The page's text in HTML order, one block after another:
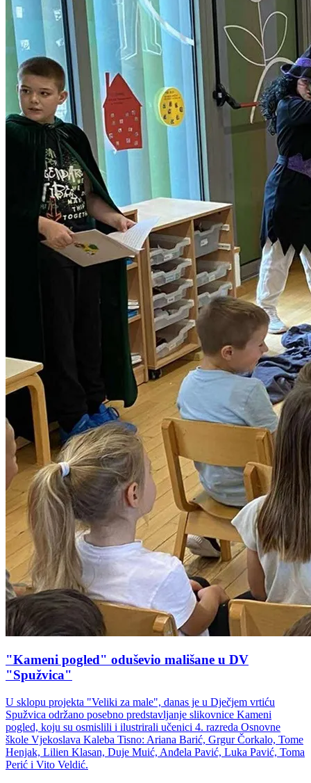
"Kameni pogled" oduševio mališane u DV
"Spužvica"
U sklopu projekta "Veliki za male", danas je u Dječjem vrtiću
Spužvica održano posebno predstavljanje slikovnice Kameni
pogled, koju su osmislili i ilustrirali učenici 4. razreda Osnovne
škole Vjekoslava Kaleba Tisno: Ariana Barić, Grgur Čorkalo, Tome
Henjak, Lilien Klasan, Duje Muić, Anđela Pavić, Luka Pavić, Toma
Perić i Vito Veldić.